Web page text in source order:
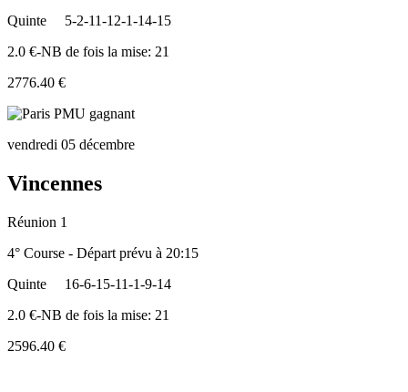
Quinte
5-2-11-12-1-14-15
2.0 €-NB de fois la mise: 21
2776.40 €
vendredi 05 décembre
Vincennes
Réunion 1
4° Course - Départ prévu à 20:15
Quinte
16-6-15-11-1-9-14
2.0 €-NB de fois la mise: 21
2596.40 €